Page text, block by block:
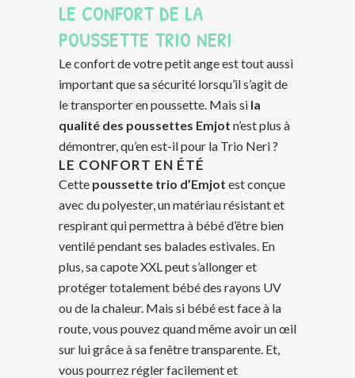
LE CONFORT DE LA
POUSSETTE TRIO NERI
Le confort de votre petit ange est tout aussi
important que sa sécurité lorsqu’il s’agit de
le transporter en poussette. Mais si la
qualité des poussettes Emjot n’est plus à
démontrer, qu’en est-il pour la Trio Neri ?
LE CONFORT EN ÉTÉ
Cette poussette trio d’Emjot est conçue
avec du polyester, un matériau résistant et
respirant qui permettra à bébé d’être bien
ventilé pendant ses balades estivales. En
plus, sa capote XXL peut s’allonger et
protéger totalement bébé des rayons UV
ou de la chaleur. Mais si bébé est face à la
route, vous pouvez quand même avoir un œil
sur lui grâce à sa fenêtre transparente. Et,
vous pourrez régler facilement et